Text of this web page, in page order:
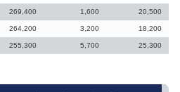
269,400 1,600 20,500
264,200 3,200 18,200
255,300 5,700 25,300